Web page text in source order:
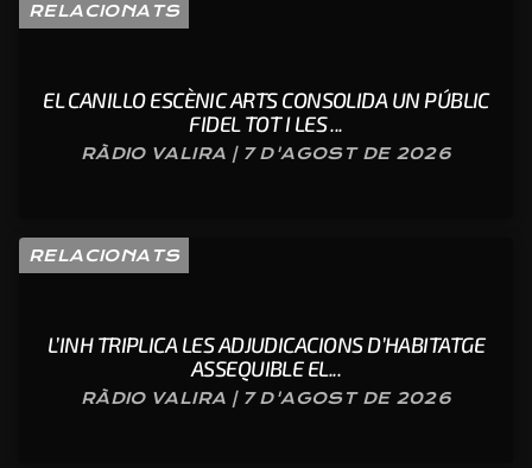
RELACIONATS
EL CANILLO ESCÈNIC ARTS CONSOLIDA UN PÚBLIC
FIDEL TOT I LES ...
RÀDIO VALIRA | 7 D'AGOST DE 2026
RELACIONATS
L’INH TRIPLICA LES ADJUDICACIONS D’HABITATGE
ASSEQUIBLE EL...
RÀDIO VALIRA | 7 D'AGOST DE 2026